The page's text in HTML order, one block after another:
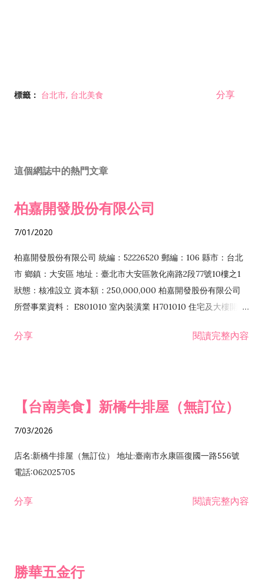
標籤： 台北市 台北美食 分享
這個網誌中的熱門文章
柏嘉開發股份有限公司
7/01/2020
柏嘉開發股份有限公司 統編：52226520 郵編：106 縣市：台北
市 鄉鎮：大安區 地址：臺北市大安區敦化南路2段77號10樓之1
狀態：核准設立 資本額：250,000,000 柏嘉開發股份有限公司
所營事業資料： E801010 室內裝潢業 H701010 住宅及大樓開發
發業 H703090 不動產買賣業 H703100 不動產租賃業 I503010
分享 閱讀完整內容
【台南美食】新橋牛排屋（無訂位）
7/03/2026
店名:新橋牛排屋（無訂位） 地址:臺南市永康區復國一路556號
電話:062025705
分享 閱讀完整內容
勝華五金行